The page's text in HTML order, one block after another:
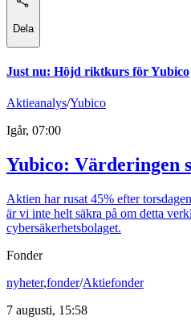
Dela
Just nu: Höjd riktkurs för Yubico
Aktieanalys/Yubico
Igår, 07:00
Yubico: Värderingen
Aktien har rusat 45% efter
är vi inte helt säkra på om detta
cybersäkerhetsbolaget.
Fonder
nyheter,fonder/Aktiefonder
7 augusti, 15:58